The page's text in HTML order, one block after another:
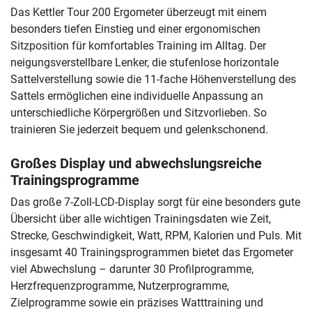
Das Kettler Tour 200 Ergometer überzeugt mit einem
besonders tiefen Einstieg und einer ergonomischen
Sitzposition für komfortables Training im Alltag. Der
neigungsverstellbare Lenker, die stufenlose horizontale
Sattelverstellung sowie die 11-fache Höhenverstellung des
Sattels ermöglichen eine individuelle Anpassung an
unterschiedliche Körpergrößen und Sitzvorlieben. So
trainieren Sie jederzeit bequem und gelenkschonend.
Großes Display und abwechslungsreiche
Trainingsprogramme
Das große 7-Zoll-LCD-Display sorgt für eine besonders gute
Übersicht über alle wichtigen Trainingsdaten wie Zeit,
Strecke, Geschwindigkeit, Watt, RPM, Kalorien und Puls. Mit
insgesamt 40 Trainingsprogrammen bietet das Ergometer
viel Abwechslung – darunter 30 Profilprogramme,
Herzfrequenzprogramme, Nutzerprogramme,
Zielprogramme sowie ein präzises Watttraining und